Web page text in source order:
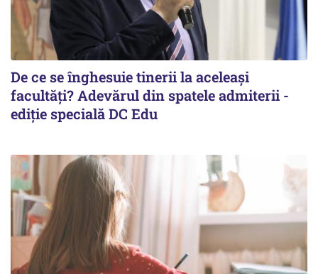
De ce se înghesuie tinerii la aceleași
facultăți? Adevărul din spatele admiterii -
ediție specială DC Edu